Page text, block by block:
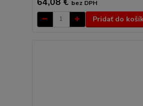
bez DPH
Pridať do